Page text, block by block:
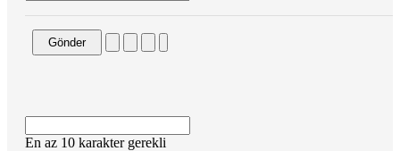
Gönder
En az 10 karakter gerekli